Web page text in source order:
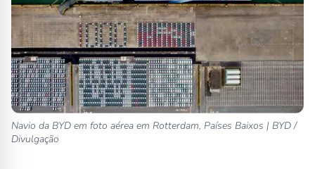
Navio da BYD em foto aérea em Rotterdam, Países Baixos | BYD /
Divulgação